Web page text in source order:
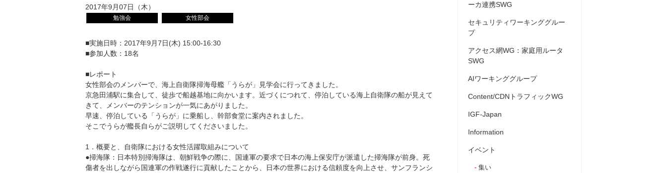
2017年9月07日（木）
勉強会 女性部会
■実施日時：2017年9月7日(木) 15:00-16:30
■参加人数：18名
■レポート
女性部会のメンバーで、海上自衛隊掃海母艦「うらが」見学会に行ってきました。
京急田浦駅に集合して、徒歩で船越基地に向かいます。近づくにつれて、停泊している海上自衛隊の船が見えて
きて、メンバーのテンションが一気にあがりました。
早速、停泊している「うらが」に乗船し、幹部食堂に案内されました。
そこでうらが艦長自らがご説明してくださいました。
1．概要と、自衛隊における女性活躍取組みについて
●掃海隊：日本特別掃海隊は、朝鮮戦争の際に、国連軍の要求で日本の海上保安庁が派遣した掃海隊が前身。死
傷者を出しながら国連軍の作戦遂行に貢献したことから、日本の世界における信頼度を向上させ、サンフランシ
ーカ連携SWG
セキュリティワーキンググルー
プ
アクセス網WG：家庭用ルータ
SWG
AIワーキンググループ
Content/CDNトラフィックWG
IGF-Japan
Information
イベント
集い